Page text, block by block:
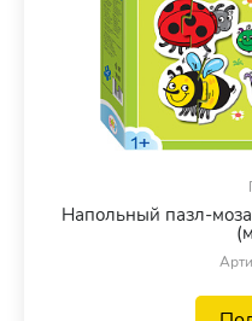
Напольный пазл-